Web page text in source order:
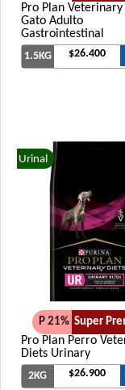
Pro Plan
Gato Adulto
Gastrointestinal
1.5KG $26.400
Urinal
P 21% Super
Pro Plan Perro
Diets Urinary
2KG $26.900